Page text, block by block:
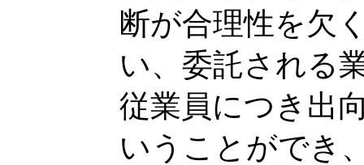
断が合理性を欠
い、委託される
従業員につき出
いうことができ